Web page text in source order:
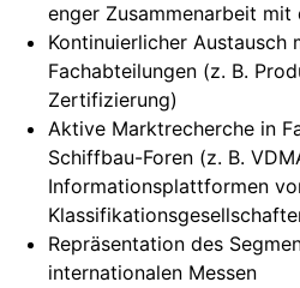
enger Zusammenarbeit
Kontinuierlicher Austausch
Fachabteilungen (z. B.
Zertifizierung)
Aktive Marktrecherche in
Schiffbau-Foren (z. B.
Informationsplattformen
Repräsentation des
internationalen Messen